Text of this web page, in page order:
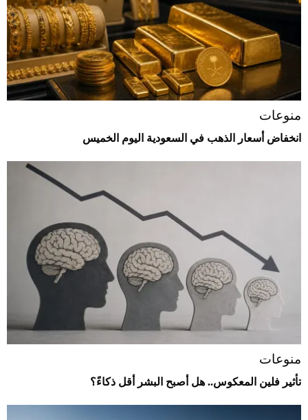
منوعات
انخفاض أسعار الذهب في السعودية اليوم الخميس
منوعات
تأثير فلين المعكوس.. هل أصبح البشر أقل ذكاءً؟